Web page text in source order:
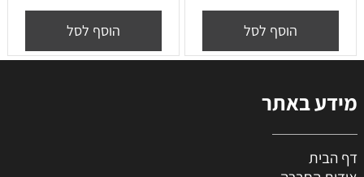
הוסף לסל הוסף לסל
מידע באתר
דף הבית